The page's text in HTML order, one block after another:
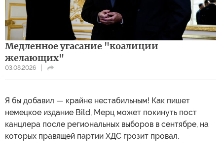
Медленное угасание "коалиции
желающих"
03.08.2026
Я бы добавил — крайне нестабильным! Как пишет
немецкое издание Bild, Мерц может покинуть пост
канцлера после региональных выборов в сентябре, на
которых правящей партии ХДС грозит провал.